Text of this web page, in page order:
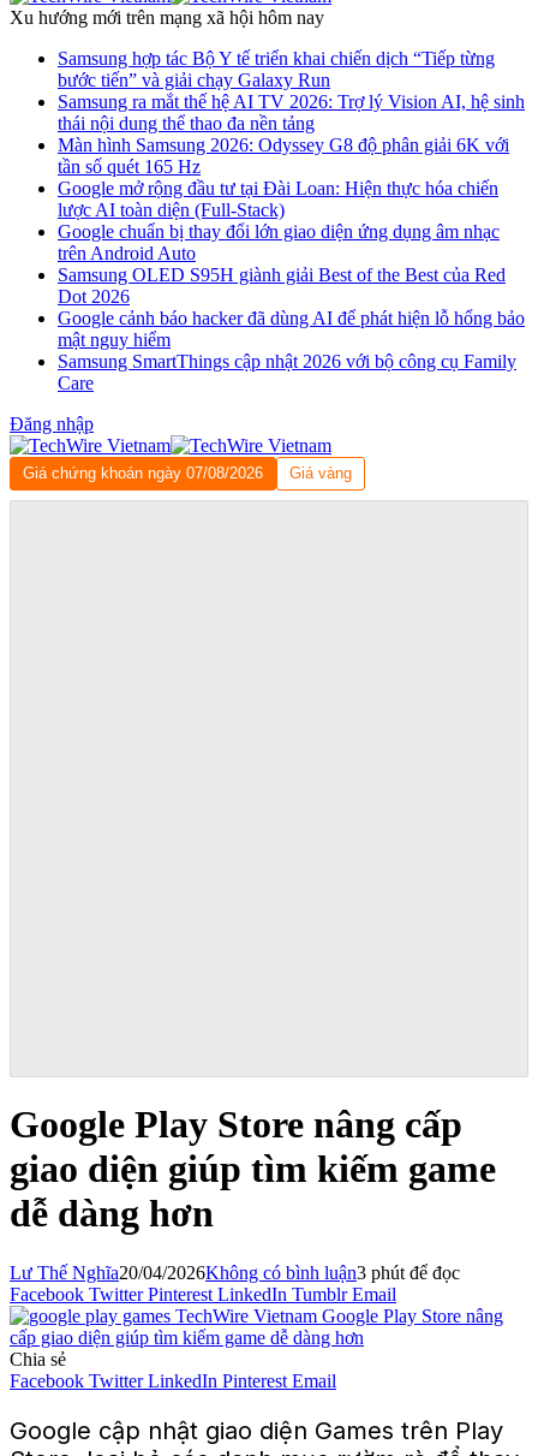
Xu hướng mới trên mạng xã hội hôm nay
Samsung hợp tác Bộ Y tế triển khai chiến dịch “Tiếp từng
bước tiến” và giải chạy Galaxy Run
Samsung ra mắt thế hệ AI TV 2026: Trợ lý Vision AI, hệ sinh
thái nội dung thể thao đa nền tảng
Màn hình Samsung 2026: Odyssey G8 độ phân giải 6K với
tần số quét 165 Hz
Google mở rộng đầu tư tại Đài Loan: Hiện thực hóa chiến
lược AI toàn diện (Full-Stack)
Google chuẩn bị thay đổi lớn giao diện ứng dụng âm nhạc
trên Android Auto
Samsung OLED S95H giành giải Best of the Best của Red
Dot 2026
Google cảnh báo hacker đã dùng AI để phát hiện lỗ hổng bảo
mật nguy hiểm
Samsung SmartThings cập nhật 2026 với bộ công cụ Family
Care
Đăng nhập
Giá chứng khoán ngày 07/08/2026 Giá vàng
Google Play Store nâng cấp
giao diện giúp tìm kiếm game
dễ dàng hơn
Lư Thế Nghĩa20/04/2026Không có bình luận3 phút để đọc
Facebook Twitter Pinterest LinkedIn Tumblr Email
Chia sẻ
Facebook Twitter LinkedIn Pinterest Email
Google cập nhật giao diện Games trên Play